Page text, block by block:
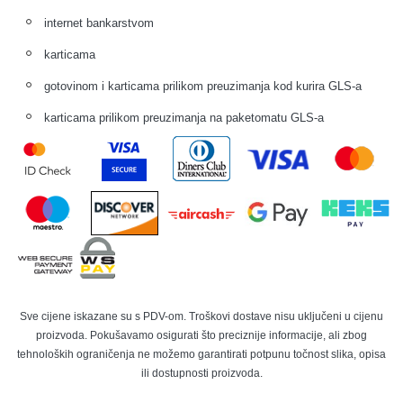
internet bankarstvom
karticama
gotovinom i karticama prilikom preuzimanja kod kurira GLS-a
karticama prilikom preuzimanja na paketomatu GLS-a
Sve cijene iskazane su s PDV-om. Troškovi dostave nisu uključeni u cijenu
proizvoda. Pokušavamo osigurati što preciznije informacije, ali zbog
tehnoloških ograničenja ne možemo garantirati potpunu točnost slika, opisa
ili dostupnosti proizvoda.